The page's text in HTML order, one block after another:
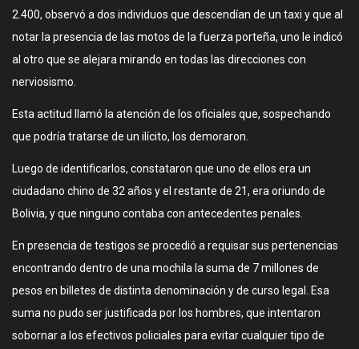
2.400, observó a dos individuos que descendían de un taxi y que al
notar la presencia de las motos de la fuerza porteña, uno le indicó
al otro que se alejara mirando en todas las direcciones con
nerviosismo.
Esta actitud llamó la atención de los oficiales que, sospechando
que podría tratarse de un ilícito, los demoraron.
Luego de identificarlos, constataron que uno de ellos era un
ciudadano chino de 32 años y el restante de 21, era oriundo de
Bolivia, y que ninguno contaba con antecedentes penales.
En presencia de testigos se procedió a requisar sus pertenencias
encontrando dentro de una mochila la suma de 7 millones de
pesos en billetes de distinta denominación y de curso legal. Esa
suma no pudo ser justificada por los hombres, que intentaron
sobornar a los efectivos policiales para evitar cualquier tipo de